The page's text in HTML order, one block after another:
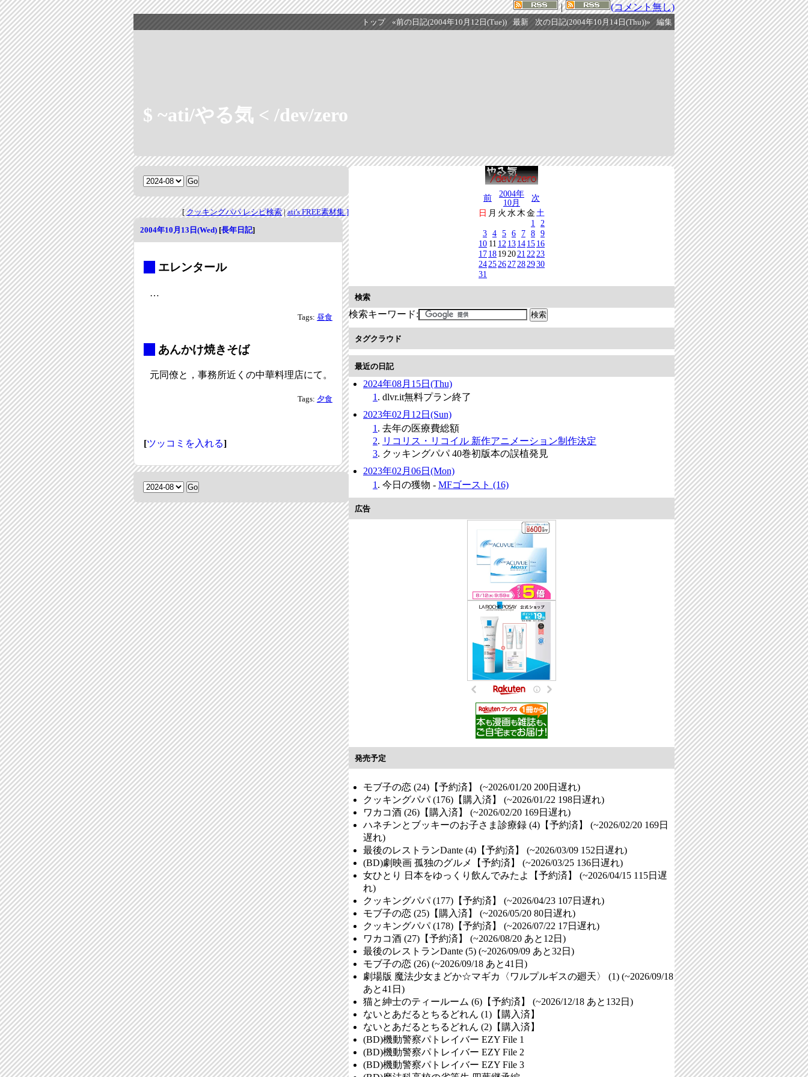
| (コメント無し)
トップ «前の日記(2004年10月12日(Tue)) 最新 次の日記(2004年10月14日(Thu))» 編集
$ ~ati/やる気 < /dev/zero
[クッキングパパ レシピ検索|ati's FREE素材集 ]
2004年10月13日(Wed) [長年日記]
エレンタール
…
Tags: 昼食
あんかけ焼きそば
元同僚と，事務所近くの中華料理店にて。
Tags: 夕食
[ツッコミを入れる]
前
2004年
10月
次
日 月 火 水 木金 土
1
2
3 4 5 6 7 8 9
10 11 12 13141516
1718192021 22 23
24252627282930
31
検索
検索キーワード:
タグクラウド
最近の日記
2024年08月15日(Thu)
1. dlvr.it無料プラン終了
2023年02月12日(Sun)
1 . 去年の医療費総額
2. リコリス・リコイル 新作アニメーション制作決定
3. クッキングパパ 40巻初版本の誤植発見
2023年02月06日(Mon)
1 . 今日の獲物 - MFゴースト (16)
広告
発売予定
モブ子の恋 (24)【予約済】 (~2026/01/20 200日遅れ)
クッキングパパ (176)【購入済】 (~2026/01/22 198日遅れ)
ワカコ酒 (26)【購入済】 (~2026/02/20 169日遅れ)
ハネチンとブッキーのお子さま診療録 (4)【予約済】 (~2026/02/20 169日
遅れ)
最後のレストランDante (4)【予約済】 (~2026/03/09 152日遅れ)
(BD)劇映画 孤独のグルメ【予約済】 (~2026/03/25 136日遅れ)
女ひとり 日本をゆっくり飲んでみたよ【予約済】 (~2026/04/15 115日遅
れ)
クッキングパパ (177)【予約済】 (~2026/04/23 107日遅れ)
モブ子の恋 (25)【購入済】 (~2026/05/20 80日遅れ)
クッキングパパ (178)【予約済】 (~2026/07/22 17日遅れ)
ワカコ酒 (27)【予約済】 (~2026/08/20 あと12日 )
最後のレストランDante (5) (~2026/09/09 あと32日 )
モブ子の恋 (26) (~2026/09/18 あと41日 )
劇場版 魔法少女まどか☆マギカ〈ワルプルギスの廻天〉 (1) (~2026/09/18
あと41日 )
猫と紳士のティールーム (6)【予約済】 (~2026/12/18 あと132日 )
ないとあだるとちるどれん (1)【購入済】
ないとあだるとちるどれん (2)【購入済】
(BD)機動警察パトレイバー EZY File 1
(BD)機動警察パトレイバー EZY File 2
(BD)機動警察パトレイバー EZY File 3